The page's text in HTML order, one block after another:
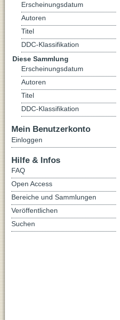
Erscheinungsdatum
Autoren
Titel
DDC-Klassifikation
Diese Sammlung
Erscheinungsdatum
Autoren
Titel
DDC-Klassifikation
Mein Benutzerkonto
Einloggen
Hilfe & Infos
FAQ
Open Access
Bereiche und Sammlungen
Veröffentlichen
Suchen